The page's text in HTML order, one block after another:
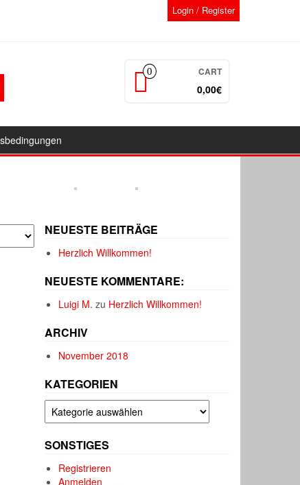
Login / Register
0 CART
0,00€
NEUESTE BEITRÄGE
Herzlich Willkommen!
NEUESTE KOMMENTARE:
Luigi M. zu Herzlich Willkommen!
ARCHIV
November 2018
KATEGORIEN
Kategorien
SONSTIGES
Registrieren
Anmelden